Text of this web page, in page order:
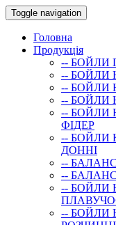
Toggle navigation
Головна
Продукція
-- БОЙЛИ
-- БОЙЛИ
-- БОЙЛИ
-- БОЙЛИ
-- БОЙЛИ
ФIДЕР
-- БОЙЛИ
ДОННІ
--
--
-- БОЙЛИ
-- БОЙЛИ